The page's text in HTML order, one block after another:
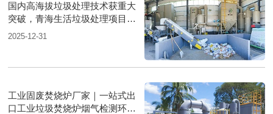
国内高海拔垃圾处理技术获重大
突破，青海生活垃圾处理项目树
行业新标杆
2025-12-31
工业固废焚烧炉厂家｜一站式出
口工业垃圾焚烧炉烟气检测环保